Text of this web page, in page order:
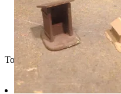
Toppsäljare